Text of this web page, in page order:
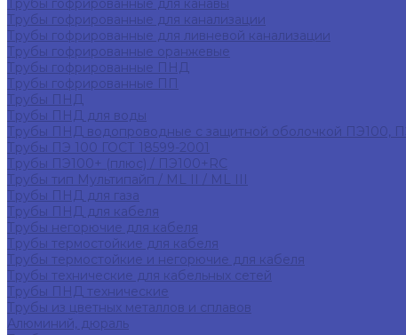
Трубы гофрированные для канавы
Трубы гофрированные для канализации
Трубы гофрированные для ливневой канализации
Трубы гофрированные оранжевые
Трубы гофрированные ПНД
Трубы гофрированные ПП
Трубы ПНД
Трубы ПНД для воды
Трубы ПНД водопроводные с защитной оболочкой ПЭ100,
Трубы ПЭ 100 ГОСТ 18599-2001
Трубы ПЭ100+ (плюс) / ПЭ100+RC
Трубы тип Мультипайп / ML II / ML III
Трубы ПНД для газа
Трубы ПНД для кабеля
Трубы негорючие для кабеля
Трубы термостойкие для кабеля
Трубы термостойкие и негорючие для кабеля
Трубы технические для кабельных сетей
Трубы ПНД технические
Трубы из цветных металлов и сплавов
Алюминий, дюраль